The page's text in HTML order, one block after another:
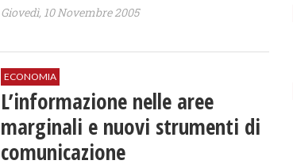
Giovedì, 10 Novembre 2005
ECONOMIA
L’informazione nelle aree
marginali e nuovi strumenti di
comunicazione